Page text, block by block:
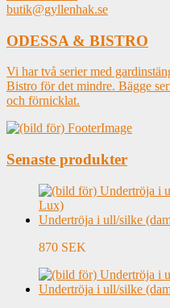
butik@gyllenhak.se
ODESSA & BISTRO
Vi har två serier med
Bistro för det mindre. Bägge
och förnicklat.
Senaste produkter
Undertröja i ull/silke
870 SEK
Undertröja i ull/silke